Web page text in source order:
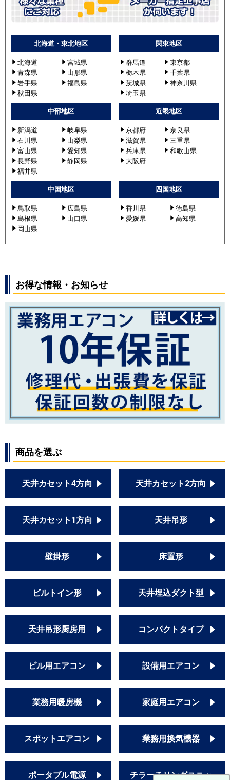
北海道・東北地区
北海道
宮城県
青森県
山形県
岩手県
福島県
秋田県
関東地区
群馬道
東京都
栃木県
千葉県
茨城県
神奈川県
埼玉県
中部地区
新潟道
岐阜県
石川県
山梨県
富山県
愛知県
長野県
静岡県
福井県
近畿地区
京都府
奈良県
滋賀県
三重県
兵庫県
和歌山県
大阪府
中国地区
鳥取県
広島県
島根県
山口県
岡山県
四国地区
香川県
徳島県
愛媛県
高知県
お得な情報・お知らせ
商品を選ぶ
天井カセット4方向 天井カセット2方向
天井カセット1方向 天井吊形
壁掛形 床置形
ビルトイン形 天井埋込ダクト型
天井吊形厨房用 コンパクトタイプ
ビル用エアコン 設備用エアコン
業務用暖房機 家庭用エアコン
スポットエアコン 業務用換気機器
ポータブル電源 チラーチリングユニッ